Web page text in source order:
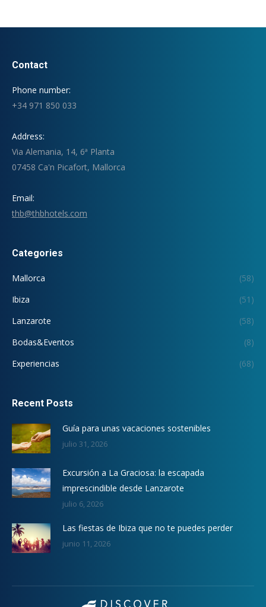
Contact
Phone number:
+34 971 850 033
Address:
Via Alemania, 14, 6ª Planta
07458 Ca'n Picafort, Mallorca
Email:
thb@thbhotels.com
Categories
Mallorca
(58)
Ibiza
(51)
Lanzarote
(58)
Bodas&Eventos
(8)
Experiencias
(68)
Recent Posts
Guía para unas vacaciones sostenibles
julio 31, 2026
Excursión a La Graciosa: la escapada
imprescindible desde Lanzarote
julio 6, 2026
Las fiestas de Ibiza que no te puedes perder
junio 11, 2026